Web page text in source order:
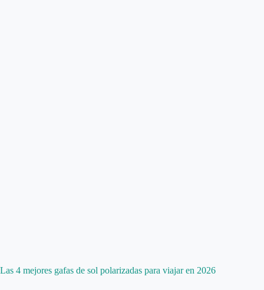
Las 4 mejores gafas de sol polarizadas para viajar en 2026